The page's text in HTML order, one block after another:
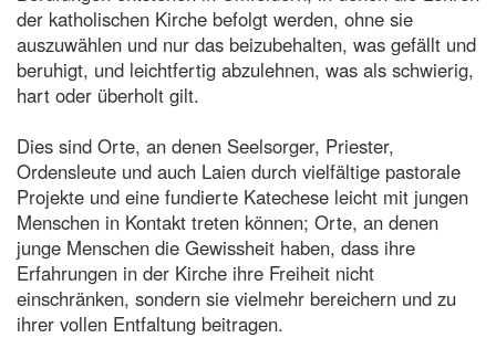
der katholischen Kirche befolgt werden, ohne sie
auszuwählen und nur das beizubehalten, was gefällt und
beruhigt, und leichtfertig abzulehnen, was als schwierig,
hart oder überholt gilt.
Dies sind Orte, an denen Seelsorger, Priester,
Ordensleute und auch Laien durch vielfältige pastorale
Projekte und eine fundierte Katechese leicht mit jungen
Menschen in Kontakt treten können; Orte, an denen
junge Menschen die Gewissheit haben, dass ihre
Erfahrungen in der Kirche ihre Freiheit nicht
einschränken, sondern sie vielmehr bereichern und zu
ihrer vollen Entfaltung beitragen.